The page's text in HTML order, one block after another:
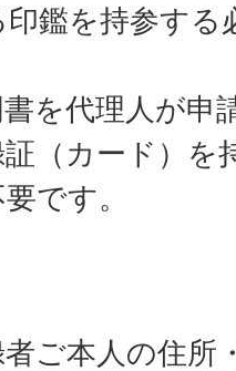
鑑を持参する
を代理人が申
（カード）を
です。
ご本人の住所